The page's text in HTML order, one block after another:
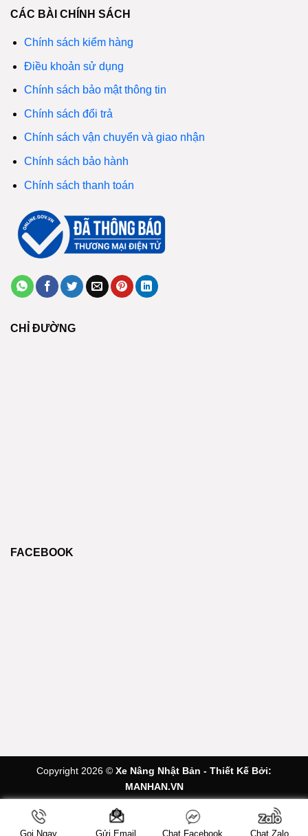
CÁC BÀI CHÍNH SÁCH
Chính sách kiểm hàng
Điều khoản sử dụng
Chính sách bảo mật thông tin
Chính sách đổi trả
Chính sách vận chuyển và giao nhận
Chính sách bảo hành
Chính sách thanh toán
CHỈ ĐƯỜNG
FACEBOOK
Copyright 2026 © Xe Nâng Nhật Bản - Thiết Kế Bởi:
MANHAN.VN
Gọi Ngay Gửi Email Chat Facebook Chat Zalo